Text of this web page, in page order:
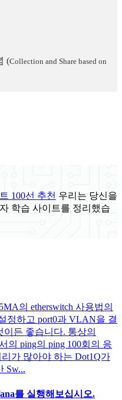
(Collection and Share based on
100선 추천 우리는 당신을
학습 사이트를 정리했습
의 etherswitch 사용법의
정하고 port0과 VLAN을 결
이든 좋습니다. 통상의
의 ping의 ping 100회의 응
가 많아야 하는 Dot1Q가
Sw...
를 실행해보십시오.